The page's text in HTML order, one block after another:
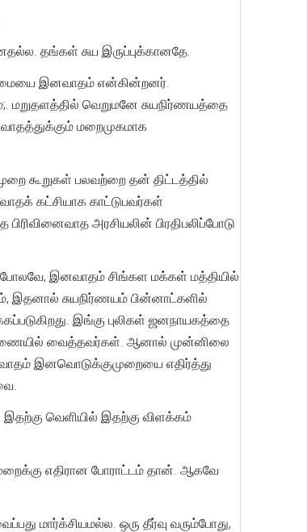
தங்கள் சுய இருப்புக்கானதே.
இனவாதம் என்கின்றனர்.
மறுதளத்தில் வெறுமனே சுயநிர்ணயத்தை
மறைமுகமாக
கூறுகள் பலவற்றை தன் திட்டத்தில்
கட்சியாக காட்டுபவர்கள்
அரசியலின் பிரதிபலிப்போடு
போலவே, இனவாதம் சிங்கள மக்கள் மத்தியில்
இதனால் சுயநிர்ணயம் பின்னாட்களில்
இங்கு புலிகள் ஜனநாயகத்தை
வைத்தவர்கள். ஆனால் முன்னிலை
இனவொடுக்குமுறையை எதிர்த்து
வெளியில் இதற்கு விளக்கம்
எதிரான போராட்டம் தான். ஆகவே
மார்க்சியமல்ல. ஒரு தீர்வு வரும்போது,